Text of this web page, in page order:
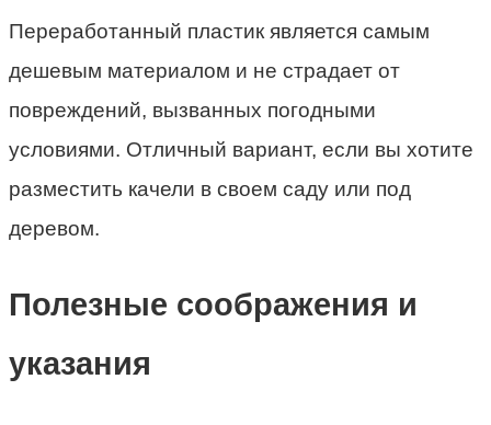
Переработанный пластик является самым
дешевым материалом и не страдает от
повреждений, вызванных погодными
условиями. Отличный вариант, если вы хотите
разместить качели в своем саду или под
деревом.
Полезные соображения и
указания